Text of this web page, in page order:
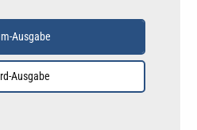
Ausgabe
Ausgabe